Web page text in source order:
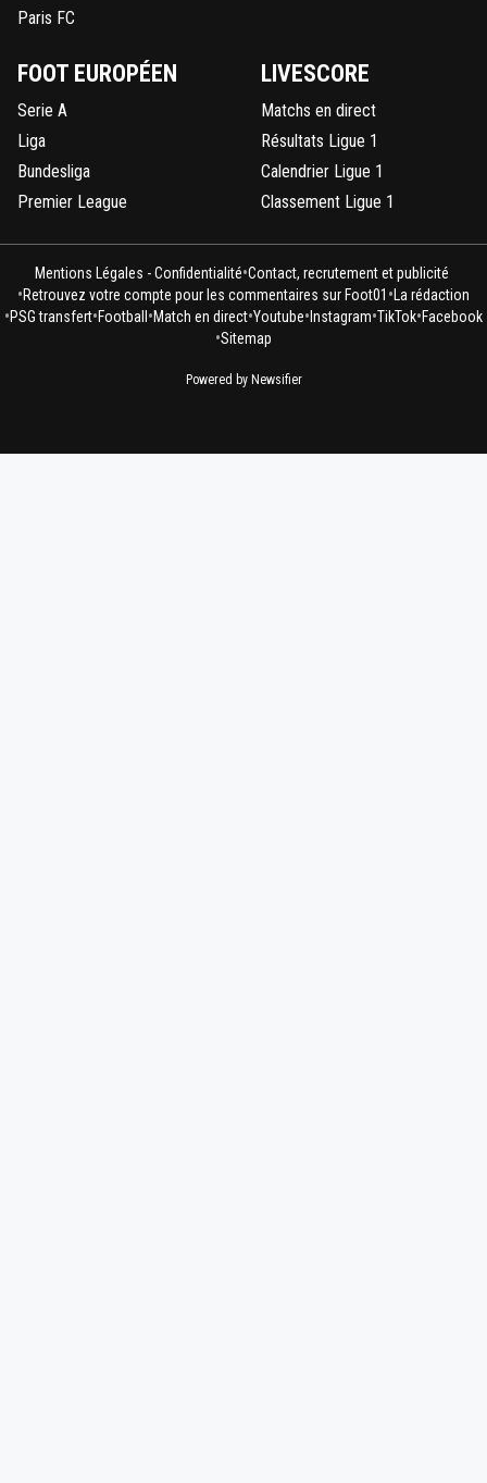
Paris FC
FOOT EUROPÉEN
Serie A
Liga
Bundesliga
Premier League
LIVESCORE
Matchs en direct
Résultats Ligue 1
Calendrier Ligue 1
Classement Ligue 1
Mentions Légales - Confidentialité•Contact, recrutement et publicité
•Retrouvez votre compte pour les commentaires sur Foot01 • La rédaction
•PSG transfert•Football •Match en direct•Youtube• Instagram•TikTok•Facebook
•Sitemap
Powered by Newsifier